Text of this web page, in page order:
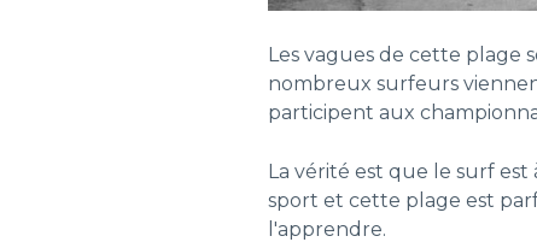
Les vagues de cette plage
nombreux surfeurs
participent aux
La vérité est que le surf
sport et cette plage est
l'apprendre.